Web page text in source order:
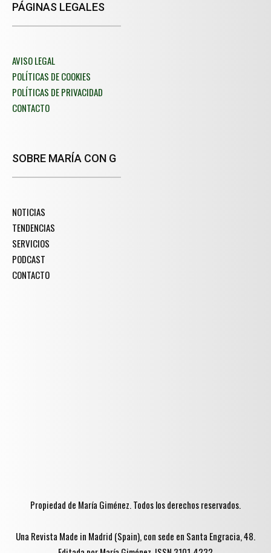
PÁGINAS LEGALES
AVISO LEGAL
POLÍTICAS DE COOKIES
POLÍTICAS DE PRIVACIDAD
CONTACTO
SOBRE MARÍA CON G
NOTICIAS
TENDENCIAS
SERVICIOS
PODCAST
CONTACTO
Propiedad de María Giménez. Todos los derechos reservados.
Una Revista Made in Madrid (Spain), con sede en Santa Engracia, 48.